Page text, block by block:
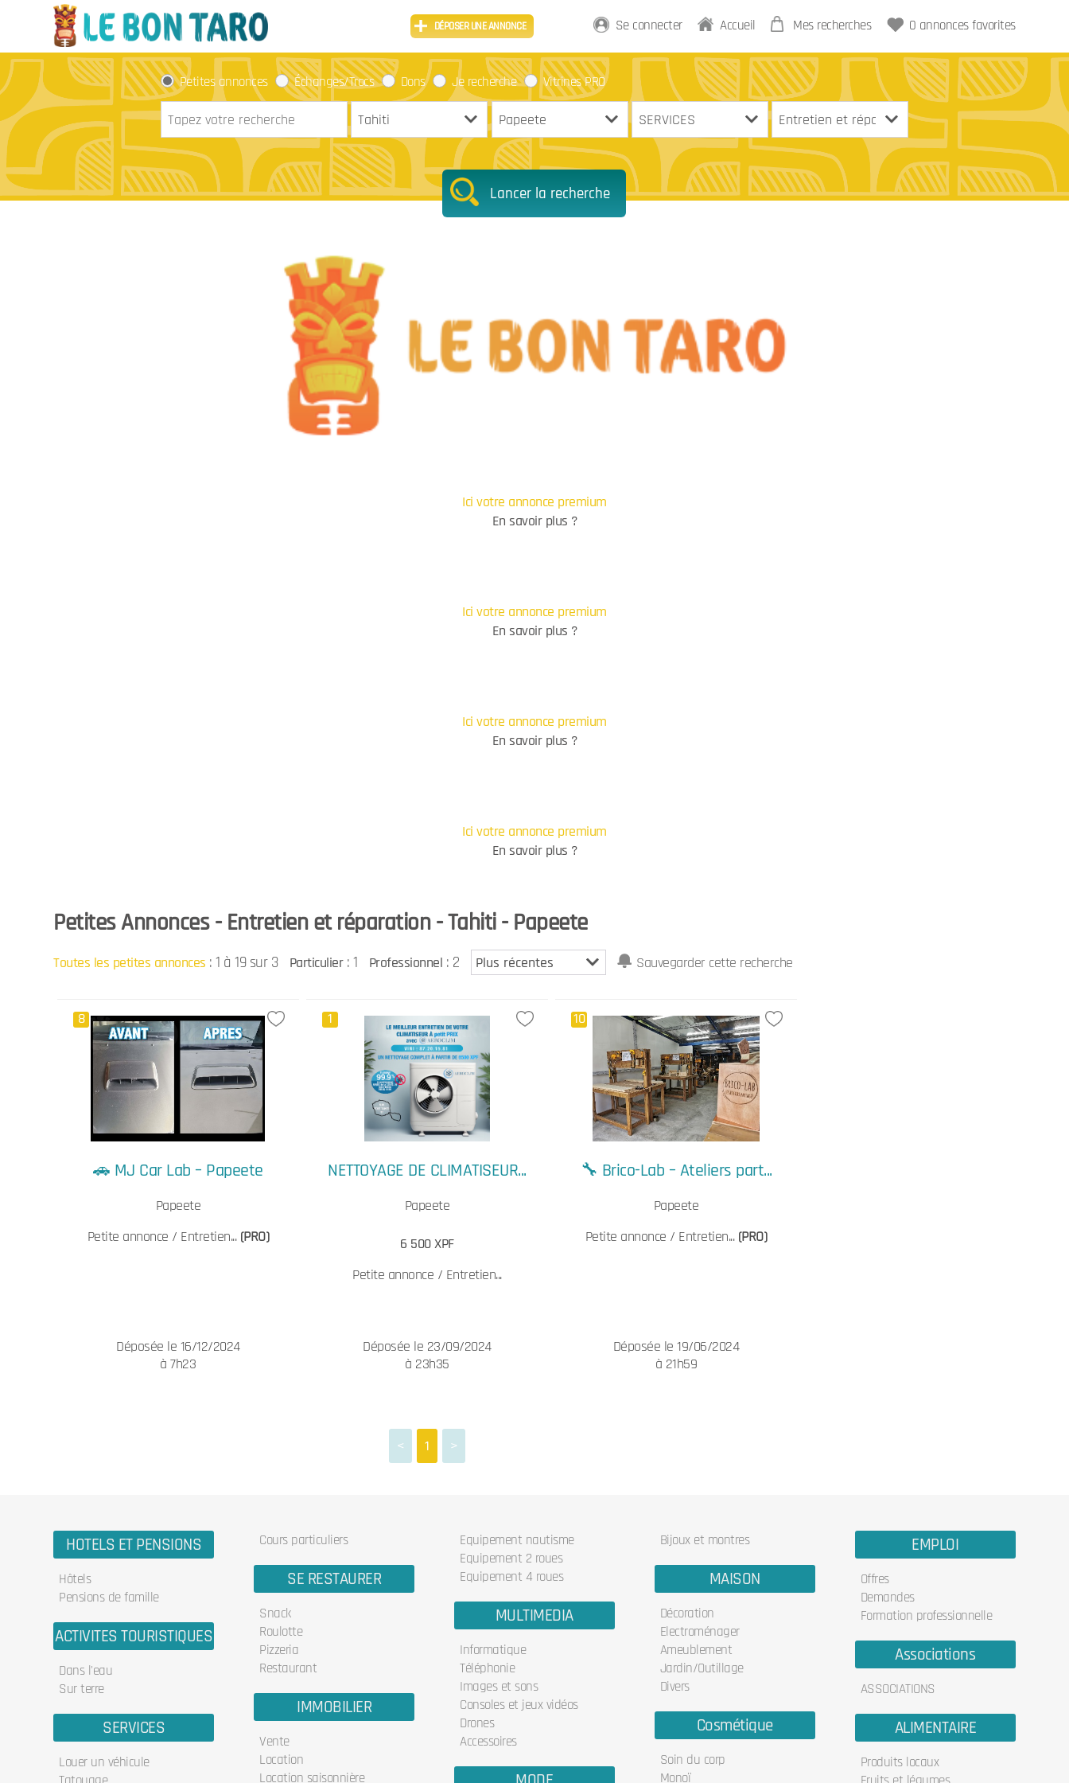
DÉPOSER UNE ANNONCE Se connecter Accueil Mes recherches 0 annonces favorites
Petites annonces Échanges/Trocs Dons Je recherche Vitrines PRO
Lancer la recherche
Ici votre annonce premium
En savoir plus ?
Ici votre annonce premium
En savoir plus ?
Ici votre annonce premium
En savoir plus ?
Ici votre annonce premium
En savoir plus ?
Petites Annonces - Entretien et réparation - Tahiti - Papeete
Toutes les petites annonces :1 à 19 sur 3 Particulier: 1 Professionnel : 2 Sauvegarder cette recherche
8
🚗 MJ Car Lab – Papeete
Papeete
Petite annonce / Entretien... (PRO)
Déposée le 16/12/2024
à 7h23
1
NETTOYAGE DE CLIMATISEUR...
Papeete
6 500 XPF
Petite annonce / Entretien...
Déposée le 23/09/2024
à 23h35
10
🔧 Brico-Lab – Ateliers part...
Papeete
Petite annonce / Entretien... (PRO)
Déposée le 19/06/2024
à 21h59
< 1 >
HOTELS ET PENSIONS
Hôtels
Pensions de famille
ACTIVITES TOURISTIQUES
Dans l'eau
Sur terre
SERVICES
Louer un véhicule
Cours particuliers
SE RESTAURER
Snack
Roulotte
Pizzeria
Restaurant
IMMOBILIER
Vente
Location
Location saisonnière
Equipement nautisme
Equipement 2 roues
Equipement 4 roues
MULTIMEDIA
Informatique
Téléphonie
Images et sons
Consoles et jeux vidéos
Drones
Accessoires
Bijoux et montres
MAISON
Décoration
Electroménager
Ameublement
Jardin/Outillage
Divers
Cosmétique
Soin du corp
Monoï
EMPLOI
Offres
Demandes
Formation professionnelle
Associations
ASSOCIATIONS
ALIMENTAIRE
Produits locaux